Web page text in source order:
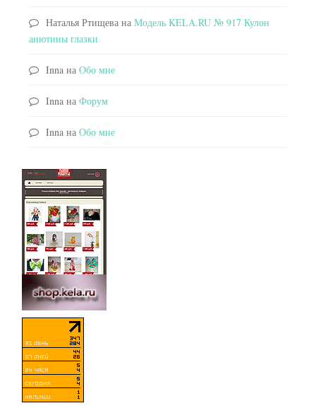
Наталья Ртищева на Модель KELA.RU № 917 Кулон
анютины глазки
Inna на Обо мне
Inna на Форум
Inna на Обо мне